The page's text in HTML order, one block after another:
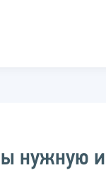
нужную